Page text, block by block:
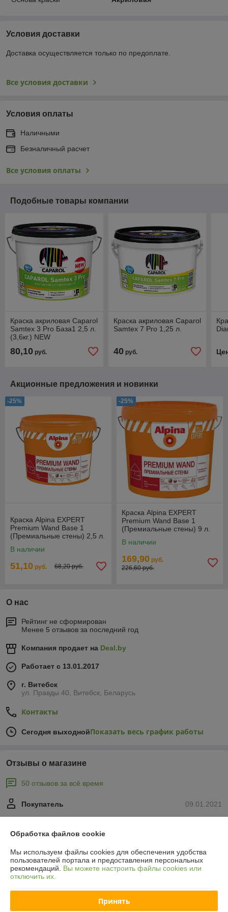
Условия доставки
Доставка осуществляется только по предоплате.
Все условия доставки
Условия оплаты
Наличными
Безналичный расчет
Все условия оплаты
Подобные товары компании
Краска акриловая Caparol
Samtex 3 Pro База1 2,5 л.
(3,6кг.) NEW
80,10 руб.
Краска акриловая Caparol
Samtex 7 Pro 1,25 л.
40руб.
Акционные предложения и новинки
-25%
Краска Alpina EXPERT
Premium Wand Base 1
(Премиальные стены) 2,5 л.
В наличии
51,10 руб. 68,20 руб.
-25%
Краска Alpina EXPERT
Premium Wand Base 1
(Премиальные стены) 9 л.
В наличии
169,90 руб.
226,60 руб.
О нас
Рейтинг не сформирован
Менее 5 отзывов за последний год
Компания продает на Deal.by
Работает с 13.01.2017
г. Витебск
ул. Правды 40, Витебск, Беларусь
Контакты
Сегодня выходнойПоказать весь график работы
Отзывы о магазине
50 отзывов за всё время
09.01.2021
Покупатель
Хороший магазин, всегда нахожу нужный товар. Рекомендую!
22.09.2020
Покупатель
Спасибо за рекомендацию краски Амфиболин от капарол. Она
Обработка файлов cookie
Мы используем файлы cookies для обеспечения удобства
пользователей портала и предоставления персональных
рекомендаций. Вы можете настроить файлы cookies или
отключить их.
Принять